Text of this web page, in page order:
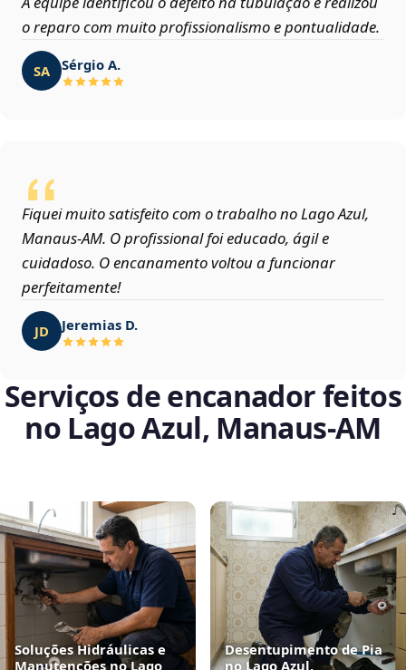
o reparo com muito profissionalismo e pontualidade.
SA Sérgio A.
Fiquei muito satisfeito com o trabalho no Lago Azul,
Manaus‑AM. O profissional foi educado, ágil e
cuidadoso. O encanamento voltou a funcionar
perfeitamente!
JD Jeremias D.
Serviços de encanador feitos
no Lago Azul, Manaus‑AM
Soluções Hidráulicas e
Manutenções no Lago
Desentupimento de Pia
no Lago Azul,